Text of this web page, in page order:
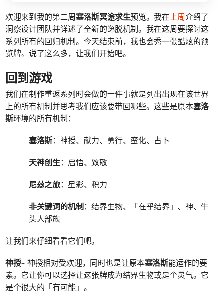
欢迎来到我的第二周塞洛斯冥途求生预览。我在上周介绍了
洞察设计团队并详述了全新的逸脱机制。我在这周要探讨这
系列所有的回归机制。今天结束前，我也会秀一张酷炫的预
览牌。说了这么多，让我们开始吧。
回到游戏
我们在制作重返系列时会做的一件事就是列出出现在该世界
上的所有机制并思考我们应该要带回哪些。这些是原本塞洛
斯环境的所有机制：
塞洛斯：神授、献力、勇行、蛮化、占卜
天神创生：启悟、致敬
尼兹之旅：星彩、积力
非关键词的机制 ：结界生物、「在乎结界」、神、牛
头人部族
让我们来仔细看看它们吧。
神授– 神授相对受欢迎，同时也是让原本塞洛斯能运作的要
素。它让你可以选择让这张牌成为结界生物或是个灵气。它
是个很大的「有可能」。